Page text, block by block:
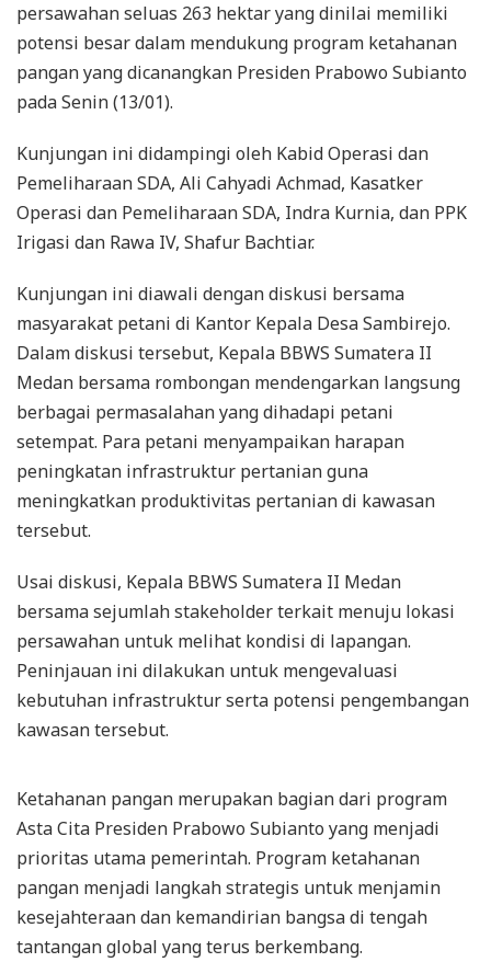
persawahan seluas 263 hektar yang dinilai memiliki
potensi besar dalam mendukung program ketahanan
pangan yang dicanangkan Presiden Prabowo Subianto
pada Senin (13/01).
Kunjungan ini didampingi oleh Kabid Operasi dan
Pemeliharaan SDA, Ali Cahyadi Achmad, Kasatker
Operasi dan Pemeliharaan SDA, Indra Kurnia, dan PPK
Irigasi dan Rawa IV, Shafur Bachtiar.
Kunjungan ini diawali dengan diskusi bersama
masyarakat petani di Kantor Kepala Desa Sambirejo.
Dalam diskusi tersebut, Kepala BBWS Sumatera II
Medan bersama rombongan mendengarkan langsung
berbagai permasalahan yang dihadapi petani
setempat. Para petani menyampaikan harapan
peningkatan infrastruktur pertanian guna
meningkatkan produktivitas pertanian di kawasan
tersebut.
Usai diskusi, Kepala BBWS Sumatera II Medan
bersama sejumlah stakeholder terkait menuju lokasi
persawahan untuk melihat kondisi di lapangan.
Peninjauan ini dilakukan untuk mengevaluasi
kebutuhan infrastruktur serta potensi pengembangan
kawasan tersebut.
Ketahanan pangan merupakan bagian dari program
Asta Cita Presiden Prabowo Subianto yang menjadi
prioritas utama pemerintah. Program ketahanan
pangan menjadi langkah strategis untuk menjamin
kesejahteraan dan kemandirian bangsa di tengah
tantangan global yang terus berkembang.